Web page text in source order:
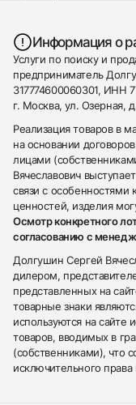
Информация о
Услуги по поиску и
предприниматель
317774600060301, ИНН
г. Москва, ул. Озерная,
Реализация товаров в
на основании
лицами
Вячеславович
связи с особенностями
ценностей, изделия
Осмотр конкретного
согласованию с
Долгушин Сергей
дилером,
представленных на
товарные знаки
используются на сайте
товаров, вводимых в
(собственниками), что
исключительного